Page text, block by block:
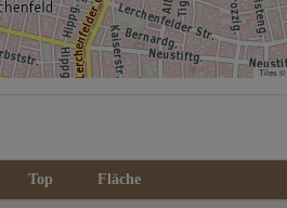
Tiles ©
Top Fläche